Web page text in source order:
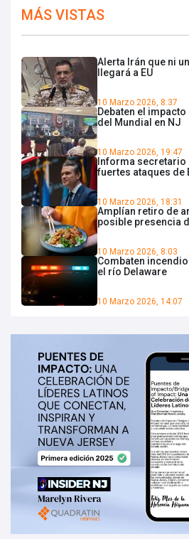
MÁS VISTAS
Alerta Irán que ni
llegará a EU
10 Marzo 2026, 8:37
Debaten el
del Mundial en NJ
10 Marzo 2026, 19:47
Informa
fuertes ataques de
10 Marzo 2026, 18:31
Amplían retiro de
posible presencia
10 Marzo 2026, 8:03
Combaten
el río Delaware
10 Marzo 2026, 14:07